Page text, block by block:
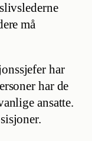
må
har
har de
ansatte.